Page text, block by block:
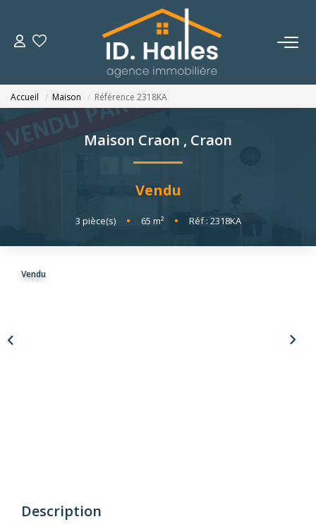
VENTES
LOCATIONS
NOTRE HISTOIRE
Accueil Maison Référence 2318KA
Maison Craon , Craon
Vendu
3 pièce(s) • 65 m² • Réf : 2318KA
Vendu
Description